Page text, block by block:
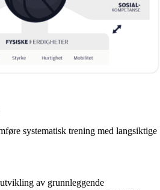
systematisk trening med langsiktige
av grunnleggende